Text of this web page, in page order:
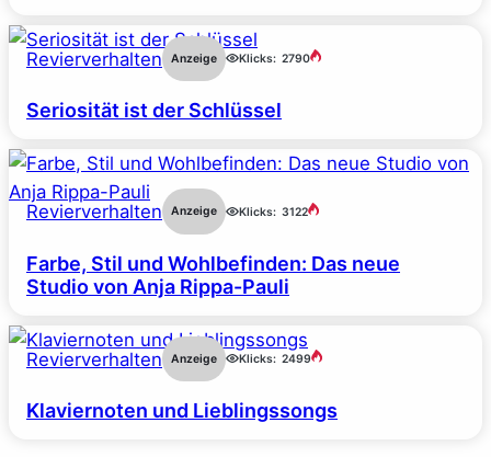
Revierverhalten Anzeige Klicks: 2790
Seriosität ist der Schlüssel
Revierverhalten Anzeige Klicks: 3122
Farbe, Stil und Wohlbefinden: Das neue
Studio von Anja Rippa-Pauli
Revierverhalten Anzeige Klicks: 2499
Klaviernoten und Lieblingssongs